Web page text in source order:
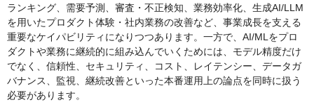
ランキング、需要予測、審査・不正検知、業務効率化、生成AI/LLM
を用いたプロダクト体験・社内業務の改善など、事業成長を支える
重要なケイパビリティになりつつあります。一方で、AI/MLをプロ
ダクトや業務に継続的に組み込んでいくためには、モデル精度だけ
でなく、信頼性、セキュリティ、コスト、レイテンシー、データガ
バナンス、監視、継続改善といった本番運用上の論点を同時に扱う
必要があります。